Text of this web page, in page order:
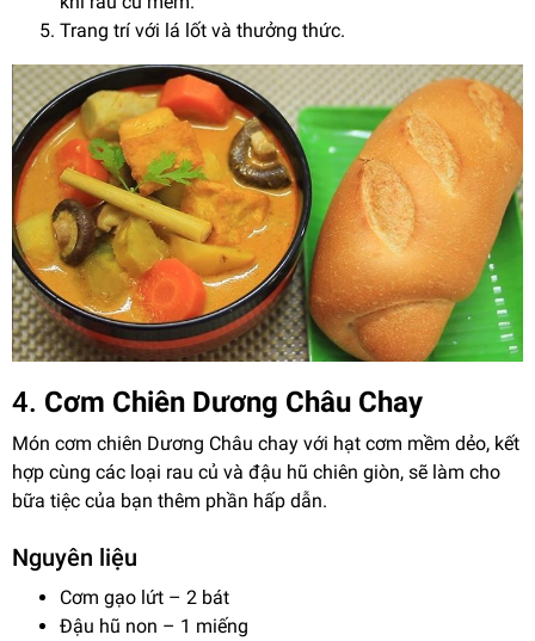
Trang trí với lá lốt và thưởng thức.
4. Cơm Chiên Dương Châu Chay
Món cơm chiên Dương Châu chay với hạt cơm mềm dẻo, kết
hợp cùng các loại rau củ và đậu hũ chiên giòn, sẽ làm cho
bữa tiệc của bạn thêm phần hấp dẫn.
Nguyên liệu
Cơm gạo lứt – 2 bát
Đậu hũ non – 1 miếng